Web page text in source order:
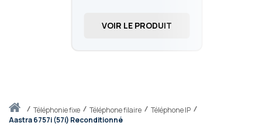
Accueiltéléphonie fixe Téléphone filaire
Téléphone IP
Aastra 6757i (57i) Reconditionné
VOIR LE PRODUIT